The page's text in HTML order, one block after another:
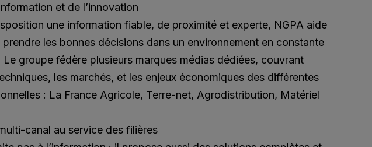
et de l’innovation
une information fiable, de proximité et experte, NGPA aide
les bonnes décisions dans un environnement en constante
groupe fédère plusieurs marques médias dédiées, couvrant
les marchés, et les enjeux économiques des différentes
: La France Agricole, Terre-net, Agrodistribution, Matériel
canal au service des filières